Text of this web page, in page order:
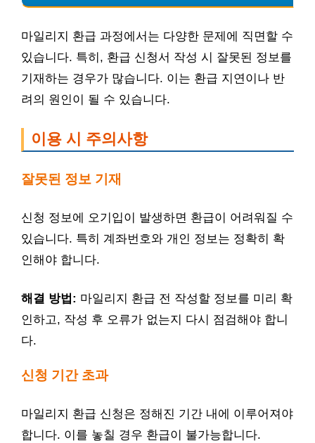
마일리지 환급 과정에서는 다양한 문제에 직면할 수
있습니다. 특히, 환급 신청서 작성 시 잘못된 정보를
기재하는 경우가 많습니다. 이는 환급 지연이나 반
려의 원인이 될 수 있습니다.
이용 시 주의사항
잘못된 정보 기재
신청 정보에 오기입이 발생하면 환급이 어려워질 수
있습니다. 특히 계좌번호와 개인 정보는 정확히 확
인해야 합니다.
해결 방법: 마일리지 환급 전 작성할 정보를 미리 확
인하고, 작성 후 오류가 없는지 다시 점검해야 합니
다.
신청 기간 초과
마일리지 환급 신청은 정해진 기간 내에 이루어져야
합니다. 이를 놓칠 경우 환급이 불가능합니다.